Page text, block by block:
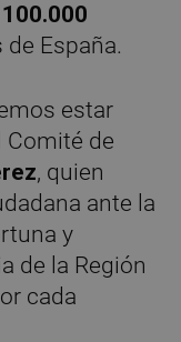
España.
estar
Comité de
, quien
ante la
y
de la Región
cada